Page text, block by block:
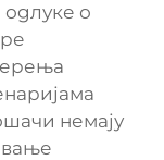
о
немају